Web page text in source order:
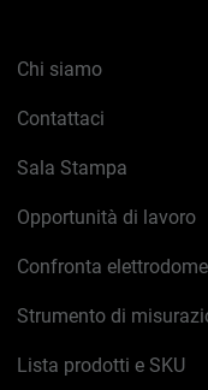
Chi siamo
Contattaci
Sala Stampa
Opportunità di lavoro
Confronta
Strumento di
Lista prodotti e SKU